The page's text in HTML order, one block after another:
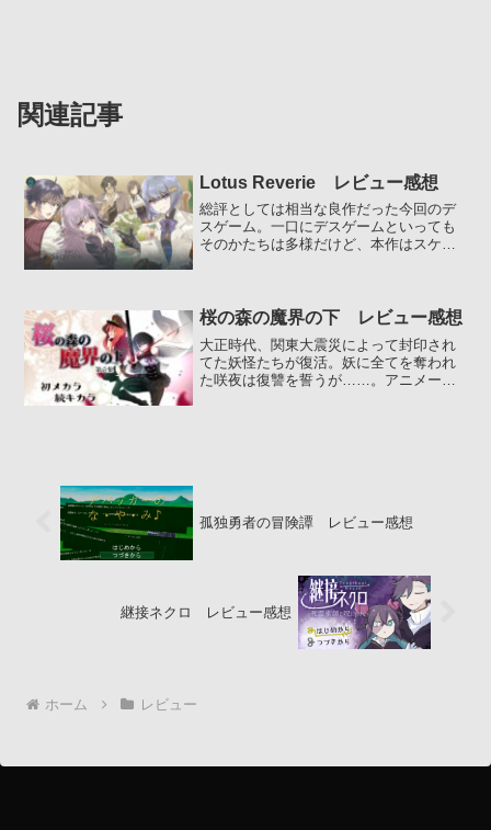
関連記事
Lotus Reverie レビュー感想
総評としては相当な良作だった今回のデ
スゲーム。一口にデスゲームといっても
そのかたちは多様だけど、本作はスケー
桜の森の魔界の下 レビュー感想
大正時代、関東大震災によって封印され
てた妖怪たちが復活。妖に全てを奪われ
た咲夜は復讐を誓うが……。アニメーシ
孤独勇者の冒険譚 レビュー感想
継接ネクロ レビュー感想
ホーム レビュー